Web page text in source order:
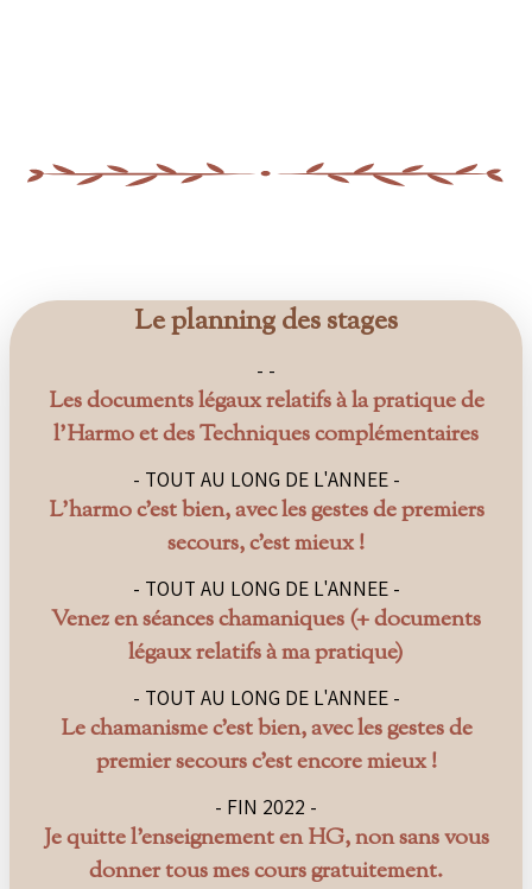
Le planning des stages
- -
Les documents légaux relatifs à la pratique de
l’Harmo et des Techniques complémentaires
- TOUT AU LONG DE L'ANNEE -
L’harmo c’est bien, avec les gestes de premiers
secours, c’est mieux !
- TOUT AU LONG DE L'ANNEE -
Venez en séances chamaniques (+ documents
légaux relatifs à ma pratique)
- TOUT AU LONG DE L'ANNEE -
Le chamanisme c’est bien, avec les gestes de
premier secours c’est encore mieux !
- FIN 2022 -
Je quitte l’enseignement en HG, non sans vous
donner tous mes cours gratuitement.